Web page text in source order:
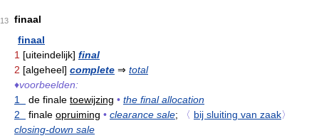
13
finaal
finaal
1 [uiteindelijk] final
2 [algeheel] complete ⇒ total
♦voorbeelden:
1
de finale toewijzing • the final allocation
2
finale opruiming • clearance sale; 〈 bij sluiting van zaak〉
closing-down sale